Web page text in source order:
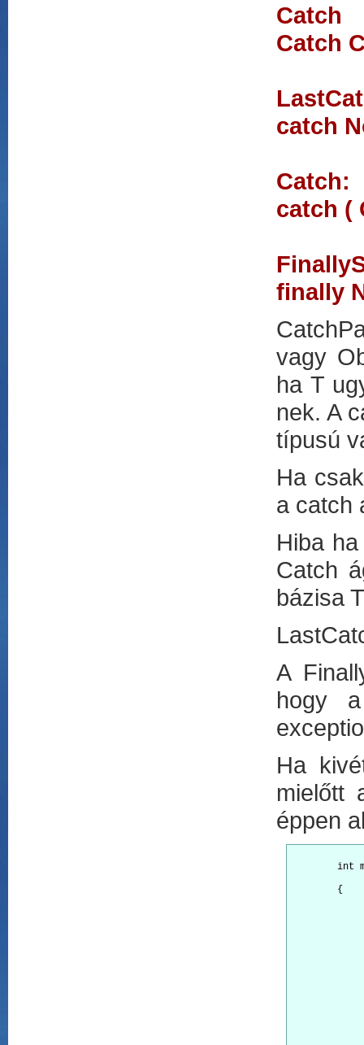
Catch
Catch
catch
Catch:
catch (
finally
vagy
ha T
nek. A
típusú
Ha
a catch
Hiba
Catch
bázisa
A
hogy
Ha
mielőtt
éppen
int
        {